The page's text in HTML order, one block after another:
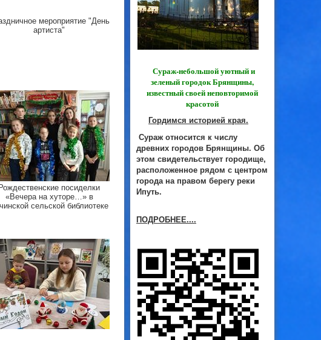
мероприятие "День
артиста"
Рождественские посиделки
«Вечера на хуторе…» в
сельской библиотеке
Сураж-небольшой уютный и
зеленый городок Брянщины,
известный своей неповторимой
красотой
Гордимся историей края.
Сураж относится к числу
древних городов Брянщины. Об
этом свидетельствует городище,
расположенное рядом с центром
города на правом берегу реки
Ипуть.
ПОДРОБНЕЕ....